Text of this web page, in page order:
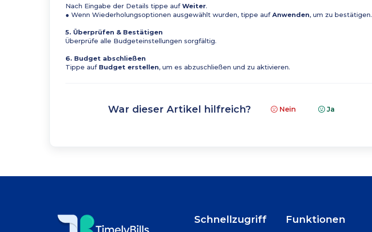
Nach Eingabe der Details tippe aufWeiter.
● Wenn Wiederholungsoptionen ausgewählt wurden, tippe aufAnwenden, um zu bestätigen.
5. Überprüfen & Bestätigen
Überprüfe alle Budgeteinstellungen sorgfältig.
6. Budget abschließen
Tippe auf Budget erstellen, um es abzuschließen und zu aktivieren.
War dieser Artikel hilfreich? Nein Ja
Schnellzugriff Funktionen